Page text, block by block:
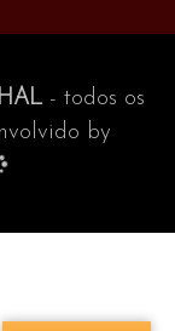
- todos os
by